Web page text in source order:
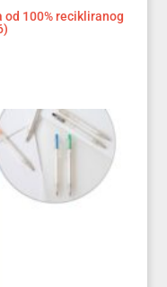
100% recikliranog